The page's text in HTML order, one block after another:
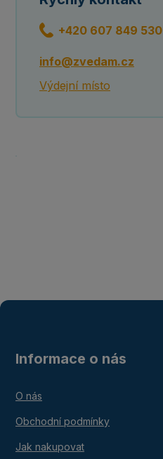
+420 607 849 530
info@zvedam.cz
Výdejní místo
Informace o nás
O nás
Obchodní podmínky
Jak nakupovat